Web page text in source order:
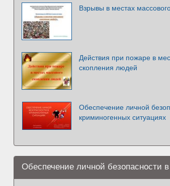
Взрывы в местах
Действия при пожаре в
скопления людей
Обеспечение личной
криминогенных ситуациях
Обеспечение личной безопасности